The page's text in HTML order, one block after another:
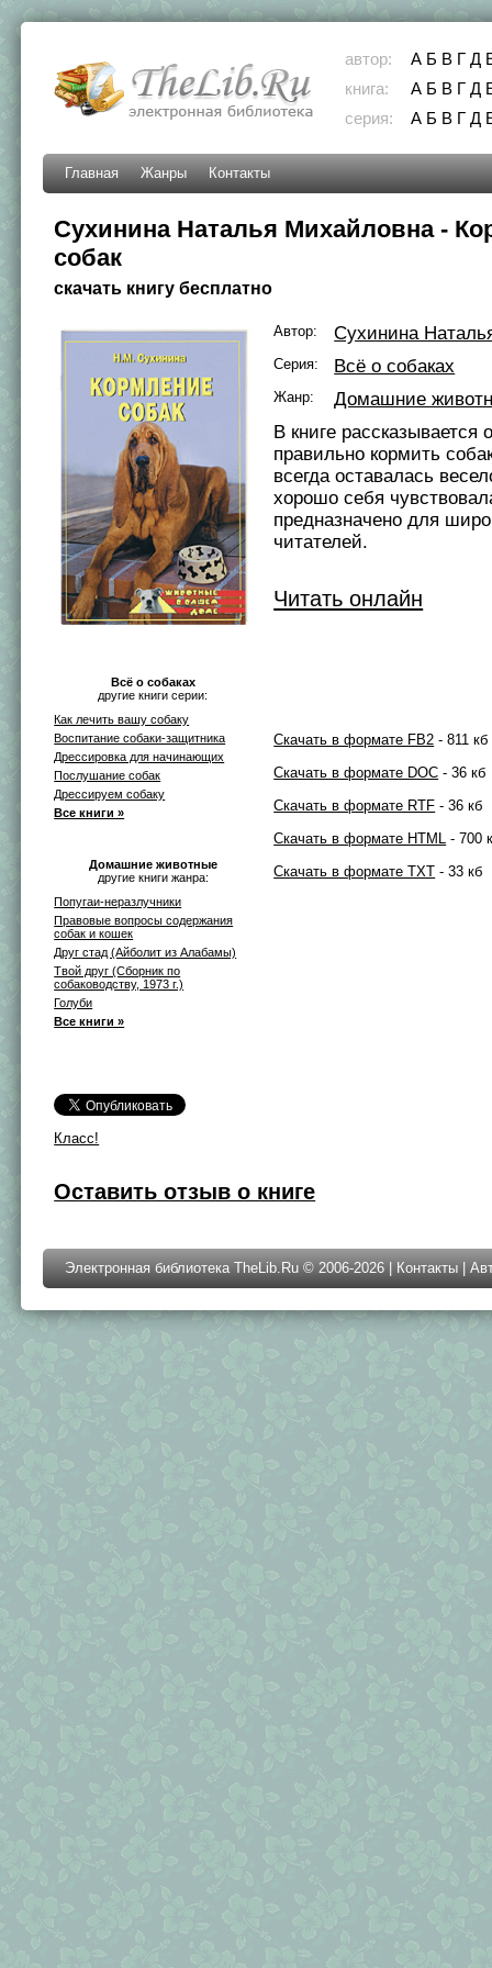
автор: А Б В Г Д
книга:
А Б В Г Д
серия:
А Б В Г Д
Главная Жанры Контакты
Сухинина Наталья Михайловна -
собак
скачать книгу бесплатно
Всё о собаках
другие книги серии:
Как лечить вашу собаку
Воспитание собаки-защитника
Дрессировка для начинающих
Послушание собак
Дрессируем собаку
Все книги »
Домашние животные
другие книги жанра:
Попугаи-неразлучники
Правовые вопросы содержания
собак и кошек
Друг стад (Айболит из Алабамы)
Твой друг (Сборник по
собаководству, 1973 г.)
Голуби
Все книги »
Класс!
Автор: Сухинина
Серия: Всё о собаках
Жанр:
Домашние
В книге рассказывается
правильно кормить
всегда оставалась
хорошо себя
предназначено для
читателей.
Читать онлайн
Скачать в формате FB2 - 811 кб
Скачать в формате DOC - 36 кб
Скачать в формате RTF - 36 кб
Скачать в формате HTML - 700
Скачать в формате TXT - 33 кб
Оставить отзыв о книге
Электронная библиотека TheLib.Ru © 2006-2026 | Контакты |